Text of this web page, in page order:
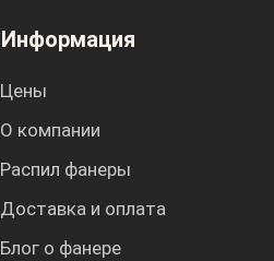
Информация
Цены
О компании
Распил фанеры
Доставка и оплата
Блог о фанере